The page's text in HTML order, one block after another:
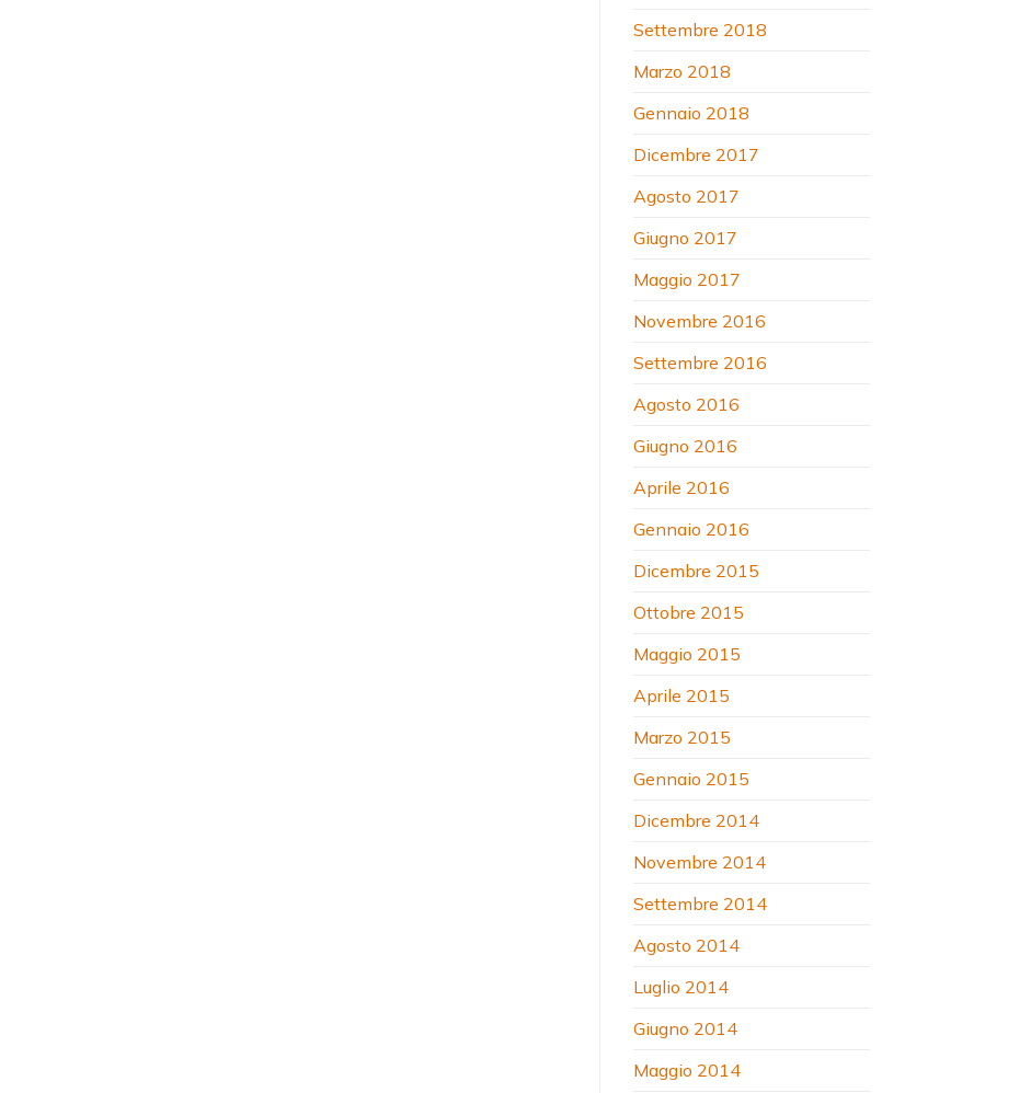
Settembre 2018
Marzo 2018
Gennaio 2018
Dicembre 2017
Agosto 2017
Giugno 2017
Maggio 2017
Novembre 2016
Settembre 2016
Agosto 2016
Giugno 2016
Aprile 2016
Gennaio 2016
Dicembre 2015
Ottobre 2015
Maggio 2015
Aprile 2015
Marzo 2015
Gennaio 2015
Dicembre 2014
Novembre 2014
Settembre 2014
Agosto 2014
Luglio 2014
Giugno 2014
Maggio 2014